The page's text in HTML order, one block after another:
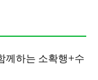
께하는 소확행+수